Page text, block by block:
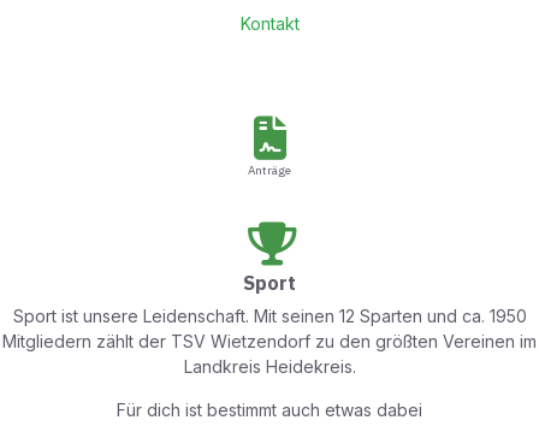
Kontakt
Anträge
Sport
Sport ist unsere Leidenschaft. Mit seinen 12 Sparten und ca. 1950
Mitgliedern zählt der TSV Wietzendorf zu den größten Vereinen im
Landkreis Heidekreis.
Für dich ist bestimmt auch etwas dabei